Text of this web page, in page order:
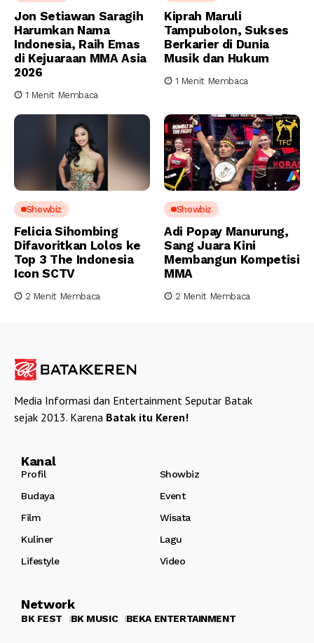
Jon Setiawan Saragih
Harumkan Nama
Indonesia, Raih Emas
di Kejuaraan MMA Asia
2026
1 Menit Membaca
Kiprah Maruli
Tampubolon, Sukses
Berkarier di Dunia
Musik dan Hukum
1 Menit Membaca
Showbiz
Felicia Sihombing
Difavoritkan Lolos ke
Top 3 The Indonesia
Icon SCTV
2 Menit Membaca
Showbiz
Adi Popay Manurung,
Sang Juara Kini
Membangun Kompetisi
MMA
2 Menit Membaca
Media Informasi dan Entertainment Seputar Batak
sejak 2013. Karena Batak itu Keren!
Kanal
Profil
Showbiz
Budaya
Event
Film
Wisata
Kuliner
Lagu
Lifestyle
Video
Network
BK FEST BK MUSIC BEKA ENTERTAINMENT